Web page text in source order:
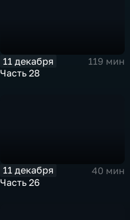
11 декабря
119 мин
Часть 28
11 декабря
40 мин
Часть 26